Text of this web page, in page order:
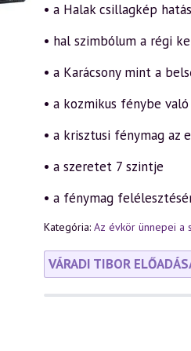
• a Halak csillagkép
• hal szimbólum a régi
• a Karácsony mint a
• a kozmikus fénybe
• a krisztusi fénymag az
• a szeretet 7 szintje
• a fénymag
Kategória: Az évkör ünnepei a
VÁRADI TIBOR